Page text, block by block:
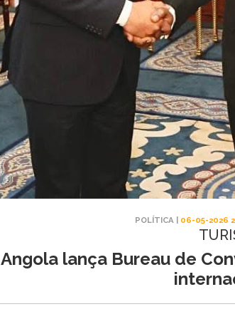
POLÍTICA | 06-05-2026
Angola lança Bureau de